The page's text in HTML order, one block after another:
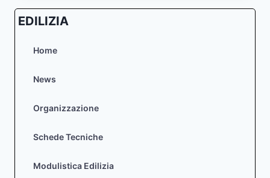
MAS
CONVOCAZIONE
DEI
EDILIZIA
Home
News
Organizzazione
Schede Tecniche
Modulistica Edilizia